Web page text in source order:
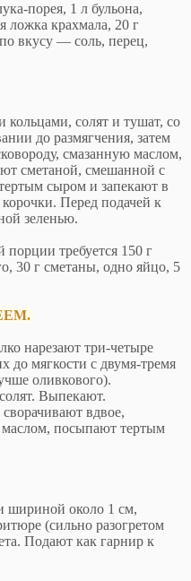
порея, 1 л бульона,
ложка крахмала, 20 г
вкусу — соль, перец,
солят и тушат, со
до размягчения, затем
смазанную маслом,
сметаной, смешанной с
сыром и запекают в
Перед подачей к
зеленью.
порции требуется 150 г
30 г сметаны, одно яйцо, 5
нарезают три-четыре
до мягкости с двумя-тремя
оливкового).
Выпекают.
вдвое,
посыпают тертым
шириной около 1 см,
(сильно разогретом
Подают как гарнир к